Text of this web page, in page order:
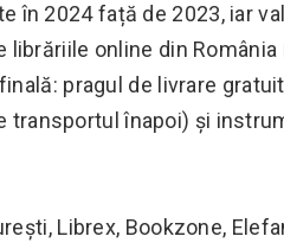
în 2024 față de 2023, iar
librăriile online din România
pragul de livrare
transportul înapoi) și
Librex, Bookzone,